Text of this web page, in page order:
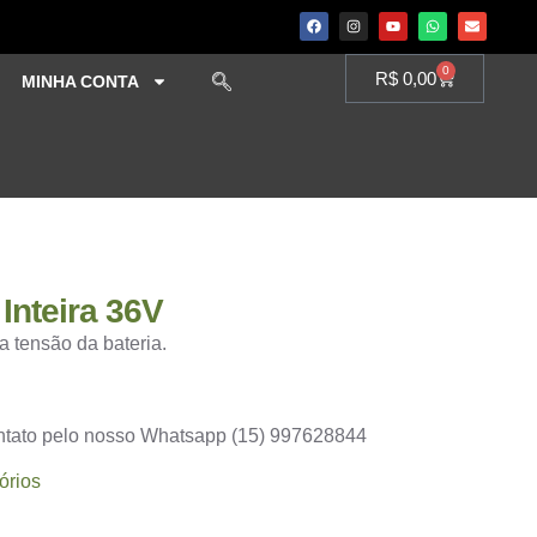
MINHA CONTA R$ 0,00 0
36V
tensão da bateria.
pelo nosso Whatsapp (15) 997628844